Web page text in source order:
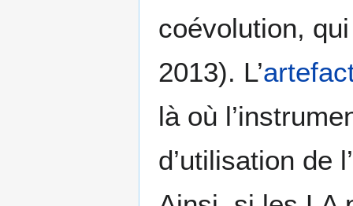
coévolution,
2013). L’
là où
d’utilisation de